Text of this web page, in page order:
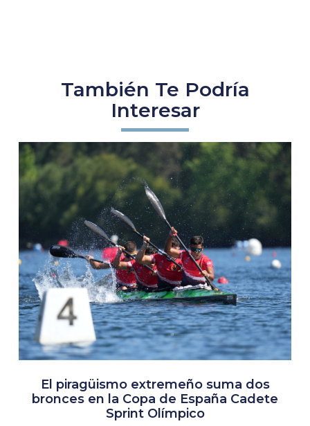
También Te Podría
Interesar
El piragüismo extremeño suma dos
bronces en la Copa de España Cadete
Sprint Olímpico